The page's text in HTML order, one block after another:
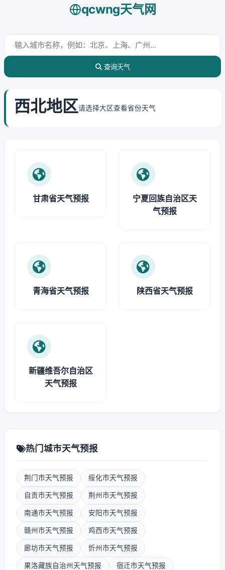
qcwng天气网
查询天气
西北地区请选择大区查看省份天气
甘肃省天气预报
宁夏回族自治区天
气预报
青海省天气预报 陕西省天气预报
新疆维吾尔自治区
天气预报
热门城市天气预报
荆门市天气预报 绥化市天气预报
自贡市天气预报 荆州市天气预报
南通市天气预报 安阳市天气预报
赣州市天气预报 鸡西市天气预报
廊坊市天气预报 忻州市天气预报
果洛藏族自治州天气预报 宿迁市天气预报